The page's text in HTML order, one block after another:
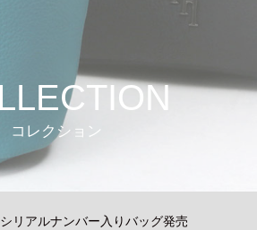
コレクション
シリアルナンバー入りバッグ発売